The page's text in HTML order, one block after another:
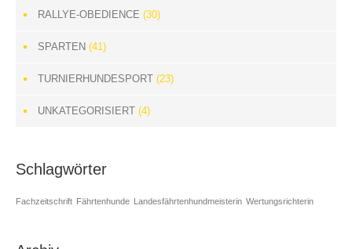
RALLYE-OBEDIENCE (30)
SPARTEN (41)
TURNIERHUNDESPORT (23)
UNKATEGORISIERT (4)
Schlagwörter
Fachzeitschrift Fährtenhunde Landesfährtenhundmeisterin Wertungsrichterin